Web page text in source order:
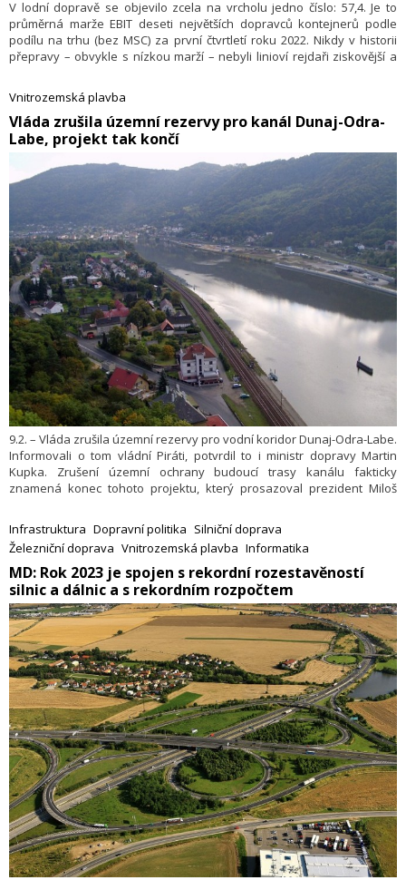
V lodní dopravě se objevilo zcela na vrcholu jedno číslo: 57,4. Je to
průměrná marže EBIT deseti největších dopravců kontejnerů podle
podílu na trhu (bez MSC) za první čtvrtletí roku 2022. Nikdy v historii
přepravy – obvykle s nízkou marží – nebyli linioví rejdaři ziskovější a
Vnitrozemská plavba
​Vláda zrušila územní rezervy pro kanál Dunaj-Odra-
Labe, projekt tak končí
9.2. – Vláda zrušila územní rezervy pro vodní koridor Dunaj-Odra-Labe.
Informovali o tom vládní Piráti, potvrdil to i ministr dopravy Martin
Kupka. Zrušení územní ochrany budoucí trasy kanálu fakticky
znamená konec tohoto projektu, který prosazoval prezident Miloš
prohlášení. Náměstek moravskoslezského hejtmana Jakub Unucka a
ostravský primátor Tomáš Macura řekli, že rozhodnutí vlády vítají. Vítá
to i Zlínský a Olomoucký kraj.
Infrastruktura Dopravní politika Silniční doprava
Železniční doprava Vnitrozemská plavba Informatika
​MD: Rok 2023 je spojen s rekordní rozestavěností
silnic a dálnic a s rekordním rozpočtem